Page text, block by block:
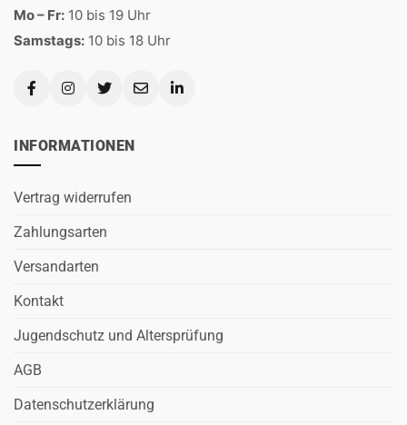
Mo – Fr: 10 bis 19 Uhr
Samstags: 10 bis 18 Uhr
INFORMATIONEN
Vertrag widerrufen
Zahlungsarten
Versandarten
Kontakt
Jugendschutz und Altersprüfung
AGB
Datenschutzerklärung